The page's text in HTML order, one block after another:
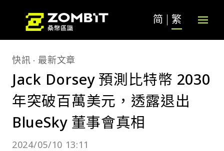
简 繁
快訊 最新文章
Jack Dorsey 預測比特幣 2030
年突破百萬美元，透露退出
BlueSky 董事會真相
2024/05/10 13:11